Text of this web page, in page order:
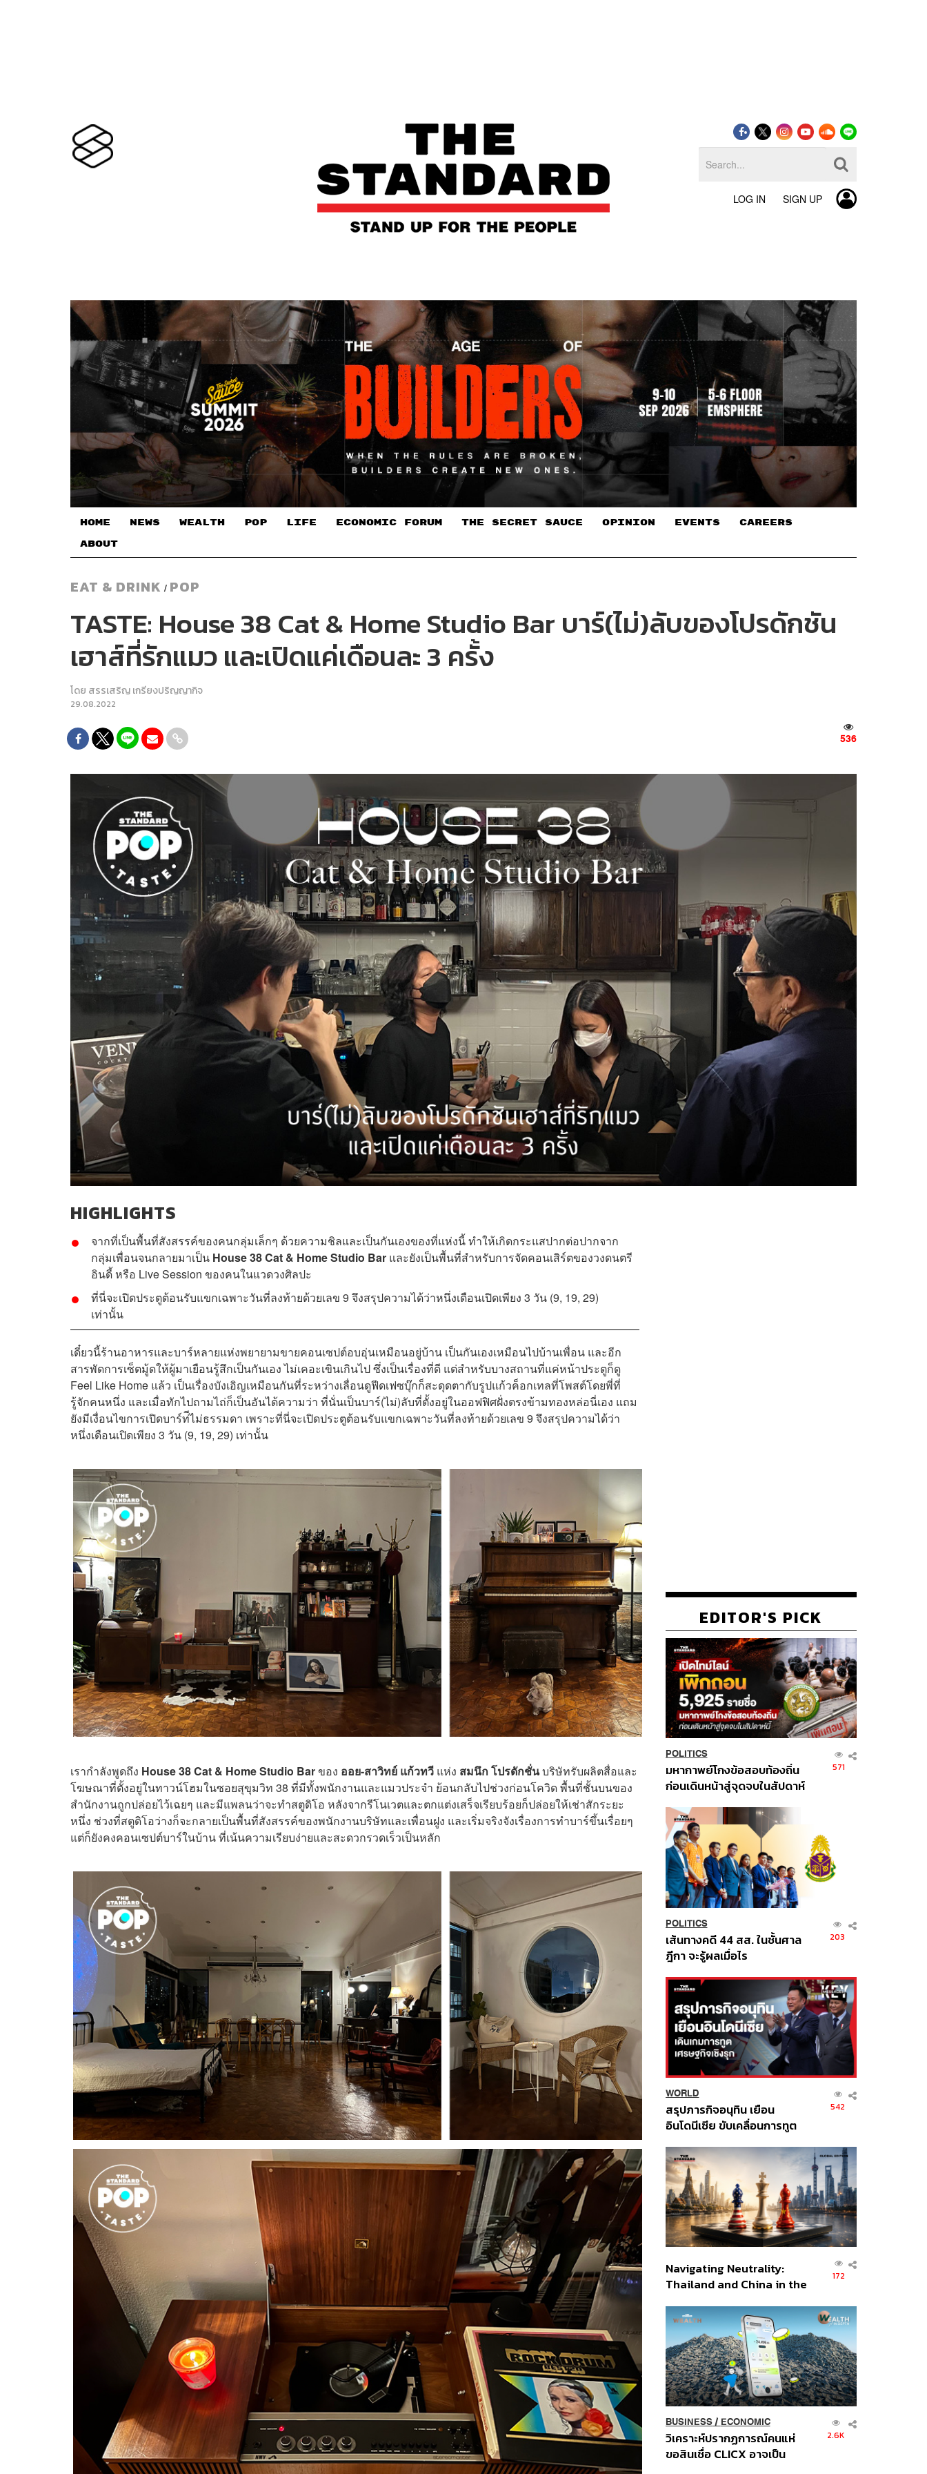
LOG IN SIGN UP
HOME NEWS WEALTH POP LIFE ECONOMIC FORUM THE SECRET SAUCE​ OPINION EVENTS CAREERS
ABOUT
EAT & DRINK / POP
TASTE: House 38 Cat & Home Studio Bar บาร์(ไม่)ลับของโปรดักชัน
เฮาส์ที่รักแมว และเปิดแค่เดือนละ 3 ครั้ง
โดย สรรเสริญ เกรียงปริญญากิจ
29.08.2022
536
HIGHLIGHTS
จากที่เป็นพื้นที่สังสรรค์ของคนกลุ่มเล็กๆ ด้วยความชิลและเป็นกันเองของที่แห่งนี้ ทำให้เกิดกระแสปากต่อปากจาก
กลุ่มเพื่อนจนกลายมาเป็น House 38 Cat & Home Studio Bar และยังเป็นพื้นที่สำหรับการจัดคอนเสิร์ตของวงดนตรี
อินดี้ หรือ Live Session ของคนในแวดวงศิลปะ
ที่นี่จะเปิดประตูต้อนรับแขกเฉพาะวันที่ลงท้ายด้วยเลข 9 จึงสรุปความได้ว่าหนึ่งเดือนเปิดเพียง 3 วัน (9, 19, 29)
เท่านั้น
เดี๋ยวนี้ร้านอาหารและบาร์หลายแห่งพยายามขายคอนเซปต์อบอุ่นเหมือนอยู่บ้าน เป็นกันเองเหมือนไปบ้านเพื่อน และอีก
สารพัดการเซ็ตมู้ดให้ผู้มาเยือนรู้สึกเป็นกันเอง ไม่เคอะเขินเกินไป ซึ่งเป็นเรื่องที่ดี แต่สำหรับบางสถานที่แค่หน้าประตูก็ดู
Feel Like Home แล้ว เป็นเรื่องบังเอิญเหมือนกันที่ระหว่างเลื่อนดูฟีดเฟซบุ๊กก็สะดุดตากับรูปแก้วค็อกเทลที่โพสต์โดยพี่ที่
รู้จักคนหนึ่ง และเมื่อทักไปถามไถ่ก็เป็นอันได้ความว่า ที่นั่นเป็นบาร์(ไม่)ลับที่ตั้งอยู่ในออฟฟิศฝั่งตรงข้ามทองหล่อนี่เอง แถม
ยังมีเงื่อนไขการเปิดบาร์ท่ีไม่ธรรมดา เพราะที่นี่จะเปิดประตูต้อนรับแขกเฉพาะวันที่ลงท้ายด้วยเลข 9 จึงสรุปความได้ว่า
หนึ่งเดือนเปิดเพียง 3 วัน (9, 19, 29) เท่านั้น
เรากำลังพูดถึง House 38 Cat & Home Studio Barของ ออย-สาวิทย์​ แก้วทวี แห่ง สมนึก โปรดักชั่นบริษัทรับผลิตสื่อและ
โฆษณาที่ตั้งอยู่ในทาวน์โฮมในซอยสุขุมวิท 38 ที่มีทั้งพนักงานและแมวประจำ ย้อนกลับไปช่วงก่อนโควิด พื้นที่ชั้นบนของ
สำนักงานถูกปล่อยไว้เฉยๆ และมีแพลนว่าจะทำสตูดิโอ หลังจากรีโนเวตและตกแต่งเสร็จเรียบร้อยก็ปล่อยให้เช่าสักระยะ
หนึ่ง ช่วงที่สตูดิโอว่างก็จะกลายเป็นพื้นที่สังสรรค์ของพนักงานบริษัทและเพื่อนฝูง และเริ่มจริงจังเรื่องการทำบาร์ขึ้นเรื่อยๆ
แต่ก็ยังคงคอนเซปต์บาร์ในบ้าน ที่เน้นความเรียบง่ายและสะดวกรวดเร็วเป็นหลัก
EDITOR'S PICK
POLITICS
มหากาพย์โกงข้อสอบท้องถิ่น
ก่อนเดินหน้าสู่จุดจบในสัปดาห์
571
POLITICS
เส้นทางคดี 44 สส. ในชั้นศาล
ฎีกา จะรู้ผลเมื่อไร
203
WORLD
สรุปภารกิจอนุทิน เยือน
อินโดนีเซีย ขับเคลื่อนการทูต
ส่วนยุทธศาสตร์ไทย –
อินโดนีเซีย
542
Navigating Neutrality:
Thailand and China in the
Order
172
BUSINESS/ ECONOMIC
วิเคราะห์ปรากฏการณ์คนแห่
ขอสินเชื่อ CLICX อาจเป็น
2.6K